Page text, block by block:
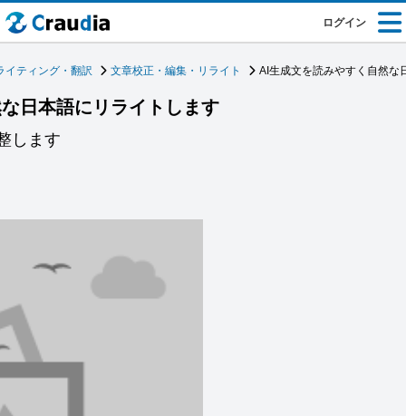
ログイン
イティング・翻訳 文章校正・編集・リライト AI生成文を読みやすく自然な
日本語にリライトします
します